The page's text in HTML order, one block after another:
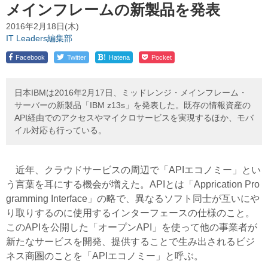
メインフレームの新製品を発表
2016年2月18日(木)
IT Leaders編集部
Facebook Twitter ! Hatena Pocket
日本IBMは2016年2月17日、ミッドレンジ・メインフレーム・
サーバーの新製品「IBM z13s」を発表した。既存の情報資産の
API経由でのアクセスやマイクロサービスを実現するほか、モバ
イル対応も行っている。
近年、クラウドサービスの周辺で「APIエコノミー」とい
う言葉を耳にする機会が増えた。APIとは「Apprication Pro
gramming Interface」の略で、異なるソフト同士が互いにや
り取りするのに使用するインターフェースの仕様のこと。
このAPIを公開した「オープンAPI」を使って他の事業者が
新たなサービスを開発、提供することで生み出されるビジ
ネス商圏のことを「APIエコノミー」と呼ぶ。